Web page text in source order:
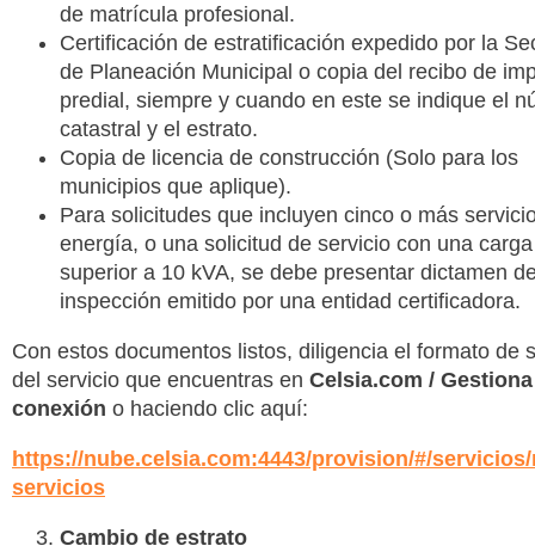
de matrícula profesional.
Certificación de estratificación expedido por la
de Planeación Municipal o copia del recibo de
predial, siempre y cuando en este se indique el
catastral y el estrato.
Copia de licencia de construcción (Solo para los
municipios que aplique).
Para solicitudes que incluyen cinco o más
energía, o una solicitud de servicio con una carga
superior a 10 kVA, se debe presentar dictamen
inspección emitido por una entidad certificadora.
Con estos documentos listos, diligencia el formato de
del servicio que encuentras en Celsia.com /
conexión o haciendo clic aquí:
https://nube.celsia.com:4443/provision/#/
servicios
Cambio de estrato